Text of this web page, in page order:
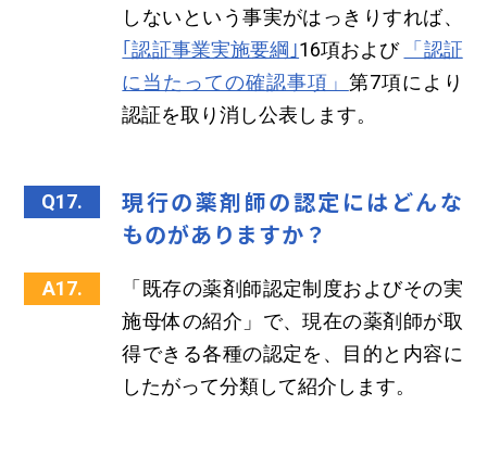
しないという事実がはっきりすれば、
｢認証事業実施要綱｣16項および
「認証
に当たっての確認事項」 第7項により
認証を取り消し公表します。
Q17.
現行の薬剤師の認定にはどんな
ものがありますか？
A17.
「既存の薬剤師認定制度およびその実
施母体の紹介」で、現在の薬剤師が取
得できる各種の認定を、目的と内容に
したがって分類して紹介します。